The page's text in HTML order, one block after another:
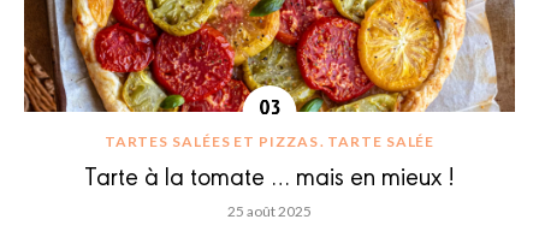
TARTES SALÉES ET PIZZAS TARTE SALÉE
Tarte à la tomate … mais en mieux !
25 août 2025